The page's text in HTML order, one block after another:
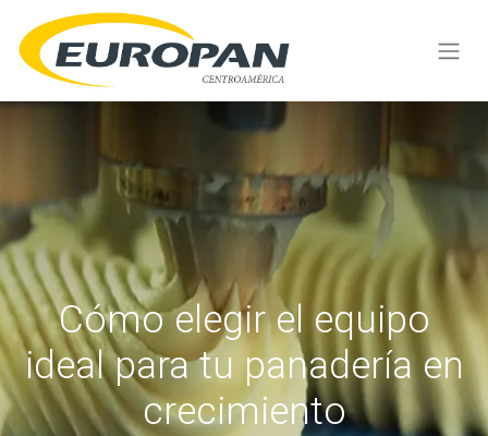
Cómo elegir el equipo
ideal para tu panadería en
crecimiento